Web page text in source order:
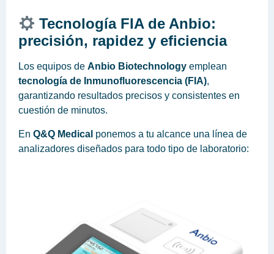
Tecnología FIA de Anbio:
precisión, rapidez y eficiencia
Los equipos de Anbio Biotechnology emplean
tecnología de Inmunofluorescencia (FIA),
garantizando resultados precisos y consistentes en
cuestión de minutos.
En Q&Q Medical ponemos a tu alcance una línea de
analizadores diseñados para todo tipo de laboratorio: